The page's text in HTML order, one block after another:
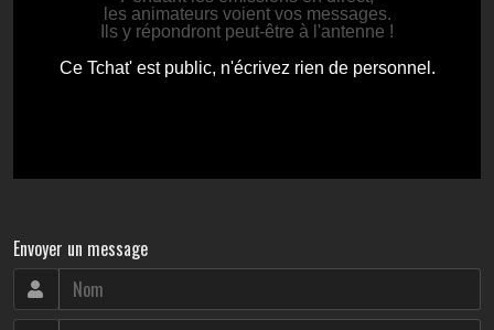
Envoyer un message